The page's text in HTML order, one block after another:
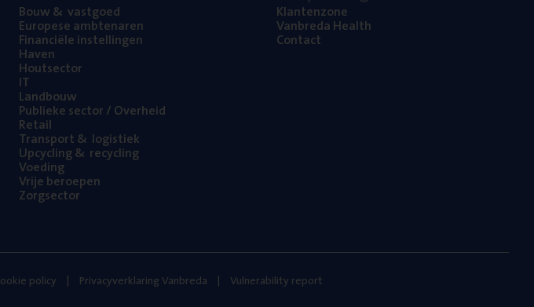
Bouw& vastgoed
Euro­pe­se ambtenaren
Finan­ci­ë­le instellingen
Haven
Hout­sec­tor
IT
Land­bouw
Publie­ke sec­tor / Overheid
Retail
Trans­port& logistiek
Upcy­cling& recycling
Voe­ding
Vrije beroe­pen
Zorg­sec­tor
Klan­ten­zo­ne
Van­b­re­da Health
Con­tact
policy Privacyverklaring Vanbreda Vulnerability report